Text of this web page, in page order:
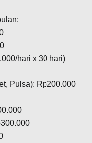
hari x 30 hari)
Pulsa): Rp200.000